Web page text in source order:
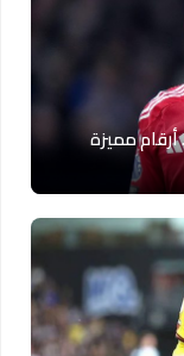
مميزة